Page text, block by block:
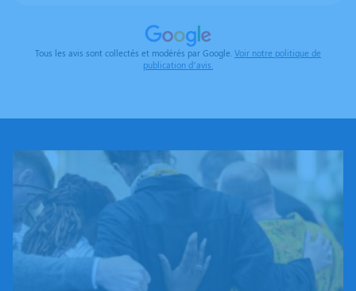
Tous les avis sont collectés et modérés par Google. Voir notre politique de
publication d’avis.